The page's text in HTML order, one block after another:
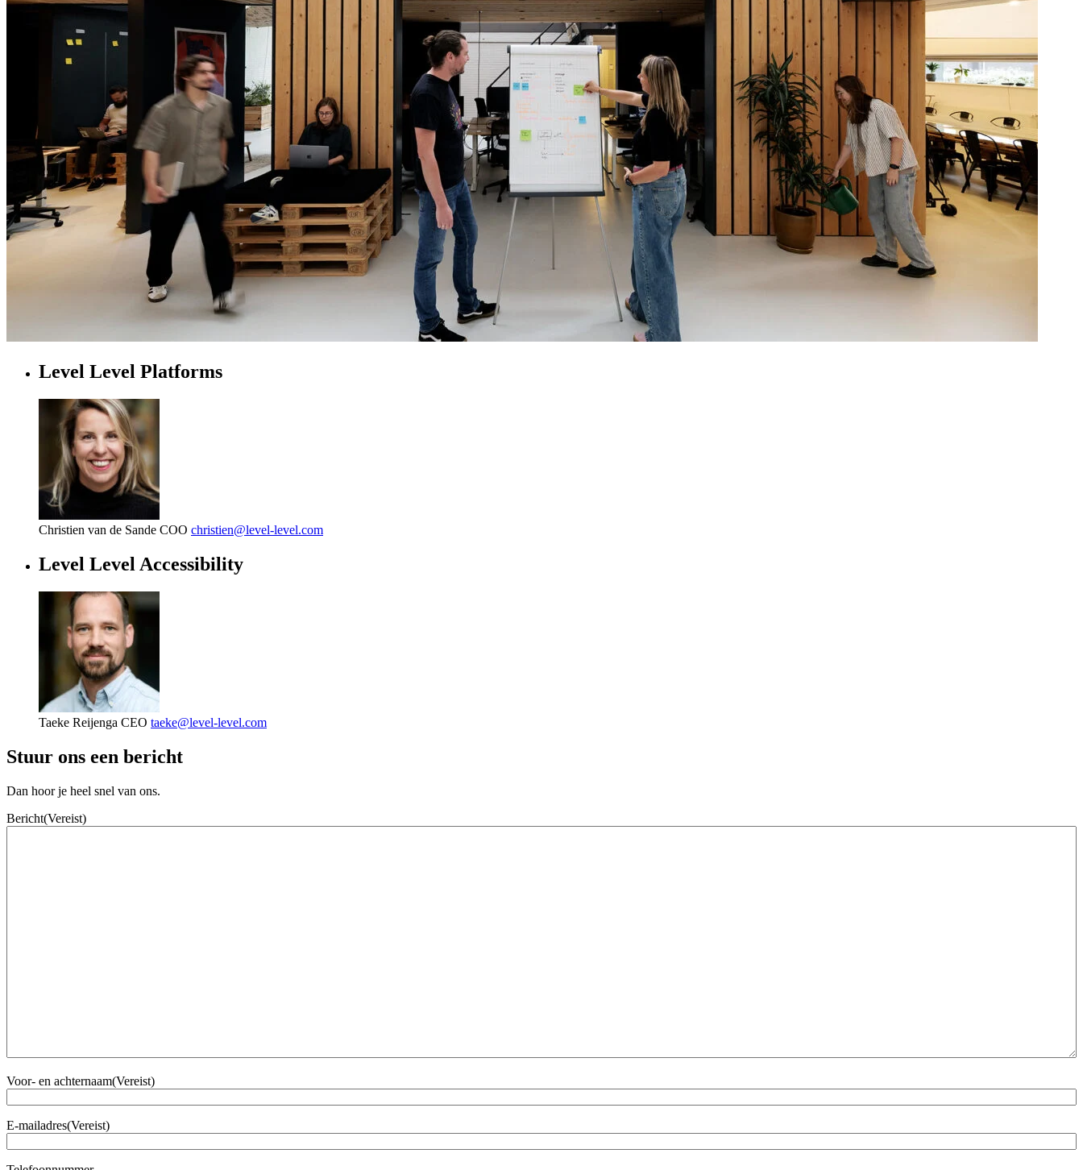
Level Level Platforms
Christien van de Sande COO christien@level-level.com
Level Level Accessibility
Taeke Reijenga CEO taeke@level-level.com
Stuur ons een bericht
Dan hoor je heel snel van ons.
Bericht(Vereist)
Voor- en achternaam(Vereist)
E-mailadres(Vereist)